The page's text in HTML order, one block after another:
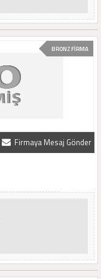
BRONZ FİRMA
Firmaya Mesaj Gönder